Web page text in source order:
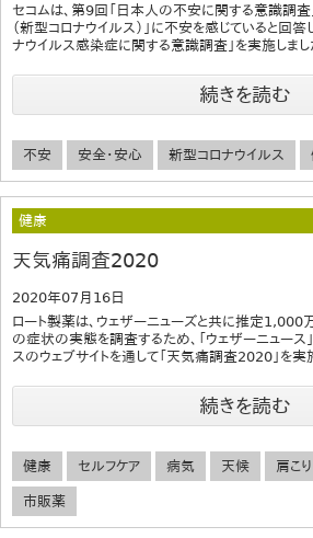
セコムは、第9回「日本人の不安に関する意識調査
（新型コロナウイルス）」に不安を感じていると回答
ナウイルス感染症に関する意識調査」を実施しまし
続きを読む
不安 安全・安心 新型コロナウイルス
健康
天気痛調査2020
2020年07月16日
ロート製薬は、ウェザーニューズと共に推定
の症状の実態を調査するため、「ウェザーニュース
スのウェブサイトを通して「天気痛調査2020」を実
続きを読む
健康 セルフケア 病気 天候 肩こり
市販薬